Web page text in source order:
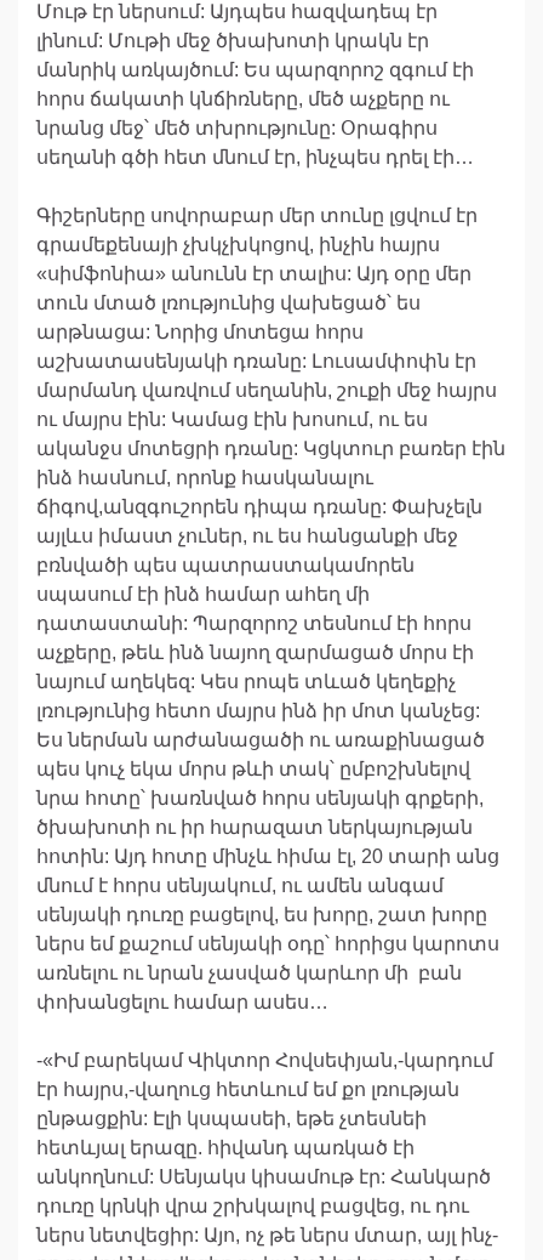
Մութ էր ներսում: Այդպես հազվադեպ էր
լինում: Մութի մեջ ծխախոտի կրակն էր
մանրիկ առկայծում: Ես պարզորոշ զգում էի
հորս ճակատի կնճիռները, մեծ աչքերը ու
նրանց մեջ՝ մեծ տխրությունը: Օրագիրս
սեղանի գծի հետ մնում էր, ինչպես դրել էի…
Գիշերները սովորաբար մեր տունը լցվում էր
գրամեքենայի չխկչխկոցով, ինչին հայրս
«սիմֆոնիա» անունն էր տալիս: Այդ օրը մեր
տուն մտած լռությունից վախեցած՝ ես
արթնացա: Նորից մոտեցա հորս
աշխատասենյակի դռանը: Լուսամփոփն էր
մարմանդ վառվում սեղանին, շուքի մեջ հայրս
ու մայրս էին: Կամաց էին խոսում, ու ես
ականջս մոտեցրի դռանը: Կցկտուր բառեր էին
ինձ հասնում, որոնք հասկանալու
ճիգով,անզգուշորեն դիպա դռանը: Փախչելն
այլևս իմաստ չուներ, ու ես հանցանքի մեջ
բռնվածի պես պատրաստակամորեն
սպասում էի ինձ համար ահեղ մի
դատաստանի: Պարզորոշ տեսնում էի հորս
աչքերը, թեև ինձ նայող զարմացած մորս էի
նայում աղեկեզ: Կես րոպե տևած կեղեքիչ
լռությունից հետո մայրս ինձ իր մոտ կանչեց:
Ես ներման արժանացածի ու առաքինացած
պես կուչ եկա մորս թևի տակ՝ ըմբոշխնելով
նրա հոտը՝ խառնված հորս սենյակի գրքերի,
ծխախոտի ու իր հարազատ ներկայության
հոտին: Այդ հոտը մինչև հիմա էլ, 20 տարի անց
մնում է հորս սենյակում, ու ամեն անգամ
սենյակի դուռը բացելով, ես խորը, շատ խորը
ներս եմ քաշում սենյակի օդը՝ հորիցս կարոտս
առնելու ու նրան չասված կարևոր մի բան
փոխանցելու համար ասես…
-«Իմ բարեկամ Վիկտոր Հովսեփյան,-կարդում
էր հայրս,-վաղուց հետևում եմ քո լռության
ընթացքին: Էլի կսպասեի, եթե չտեսնեի
հետևյալ երազը. հիվանդ պառկած էի
անկողնում: Սենյակս կիսամութ էր: Հանկարծ
դուռը կրնկի վրա շրխկալով բացվեց, ու դու
ներս նետվեցիր: Այո, ոչ թե ներս մտար, այլ ինչ-